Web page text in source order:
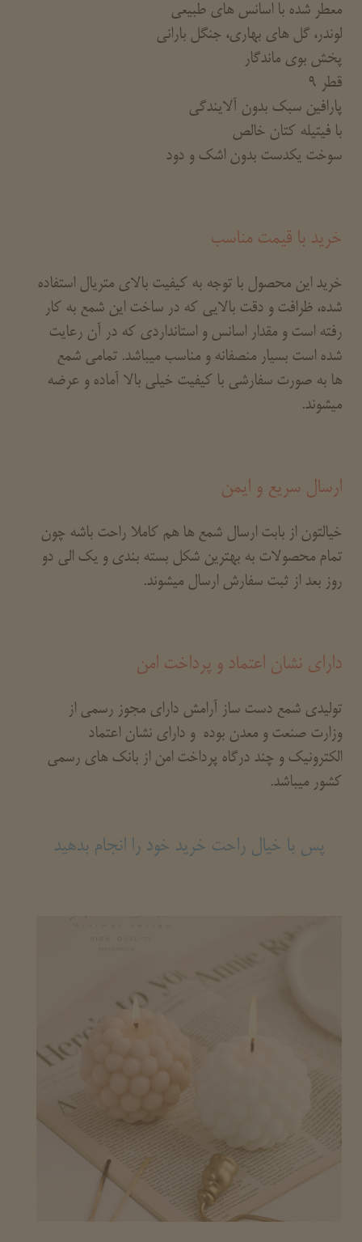
معطر شده با اسانس های طبیعی
لوندر، گل های بهاری، جنگل بارانی
پخش بوی ماندگار
قطر 9
پارافین سبک بدون آلایندگی
با فیتیله کتان خالص
سوخت یکدست بدون اشک و دود
خرید با قیمت مناسب
خرید این محصول با توجه به کیفیت بالای متریال استفاده
شده، ظرافت و دقت بالایی که در ساخت این شمع به کار
رفته است و مقدار اسانس و استانداردی که در آن رعایت
شده است بسیار منصفانه و مناسب میباشد. تمامی شمع
ها به صورت سفارشی با کیفیت خیلی بالا آماده و عرضه
میشوند.
ارسال سریع و ایمن
خیالتون از بابت ارسال شمع ها هم کاملا راحت باشه چون
تمام محصولات به بهترین شکل بسته بندی و یک الی دو
روز بعد از ثبت سفارش ارسال میشوند.
دارای نشان اعتماد و پرداخت امن
تولیدی شمع دست ساز آرامش دارای مجوز رسمی از
وزارت صنعت و معدن بوده و دارای نشان اعتماد
الکترونیک و چند درگاه پرداخت امن از بانک های رسمی
کشور میباشد.
پس با خیال راحت خرید خود را انجام بدهید